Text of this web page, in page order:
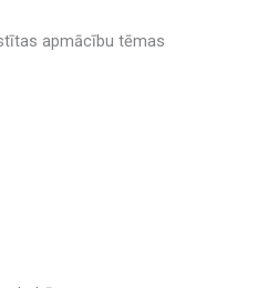
apmācību tēmas